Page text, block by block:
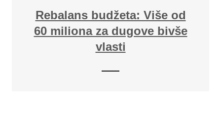
Rebalans budžeta: Više od
60 miliona za dugove bivše
vlasti